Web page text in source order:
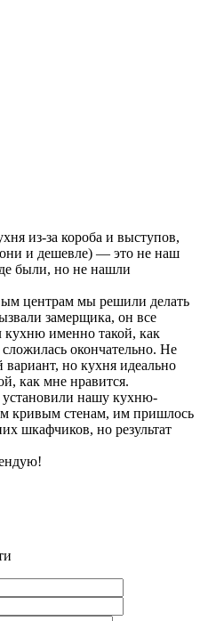
из-за короба и выступов,
и дешевле) — это не наш
были, но не нашли
центрам мы решили делать
замерщика, он все
кухню именно такой, как
окончательно. Не
но кухня идеально
как мне нравится.
нашу кухню-
кривым стенам, им пришлось
шкафчиков, но результат